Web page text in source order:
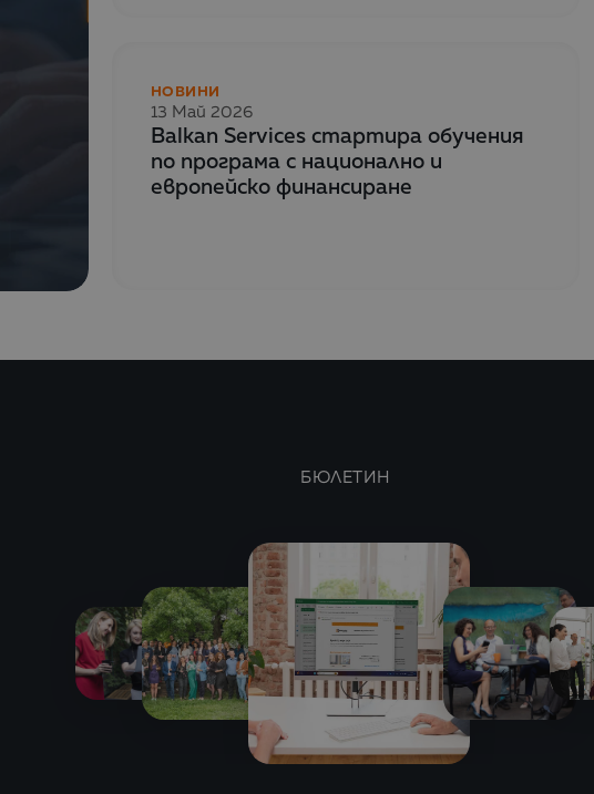
НОВИНИ
13 Май 2026
Balkan Services стартира обучения
по програма с национално и
европейско финансиране
БЮЛЕТИН